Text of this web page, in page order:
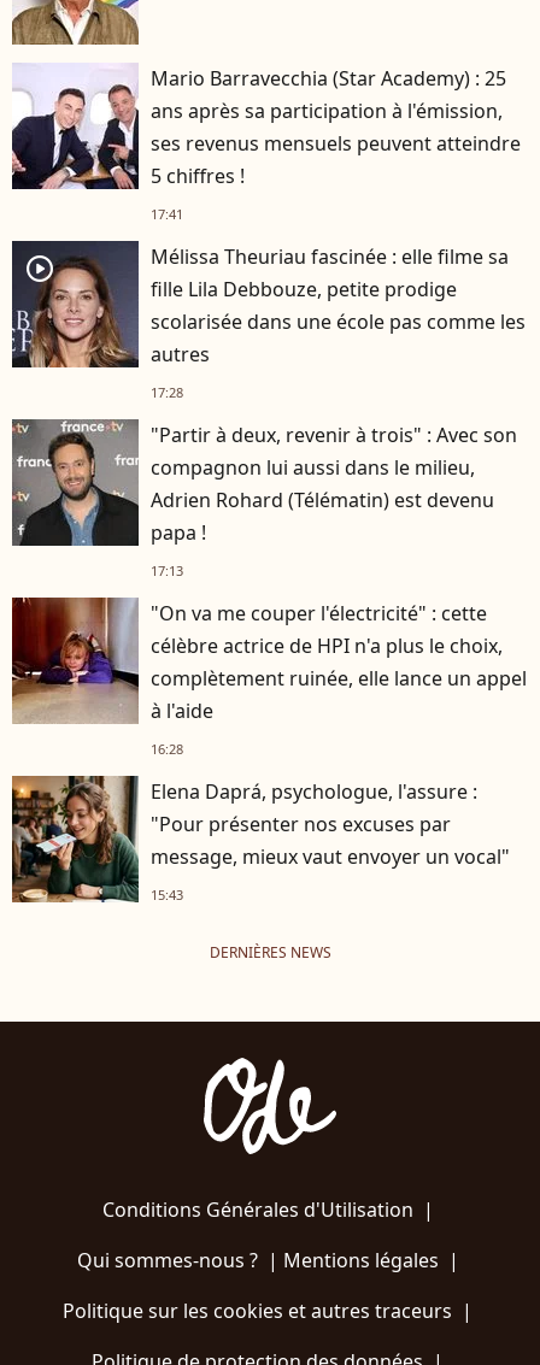
Mario Barravecchia (Star Academy) : 25
ans après sa participation à l'émission,
ses revenus mensuels peuvent atteindre
5 chiffres !
17:41
player2
Mélissa Theuriau fascinée : elle filme sa
fille Lila Debbouze, petite prodige
scolarisée dans une école pas comme les
autres
17:28
"Partir à deux, revenir à trois" : Avec son
compagnon lui aussi dans le milieu,
Adrien Rohard (Télématin) est devenu
papa !
17:13
"On va me couper l'électricité" : cette
célèbre actrice de HPI n'a plus le choix,
complètement ruinée, elle lance un appel
à l'aide
16:28
Elena Daprá, psychologue, l'assure :
"Pour présenter nos excuses par
message, mieux vaut envoyer un vocal"
15:43
DERNIÈRES NEWS
Conditions Générales d'Utilisation |
Qui sommes-nous ?| Mentions légales |
Politique sur les cookies et autres traceurs |